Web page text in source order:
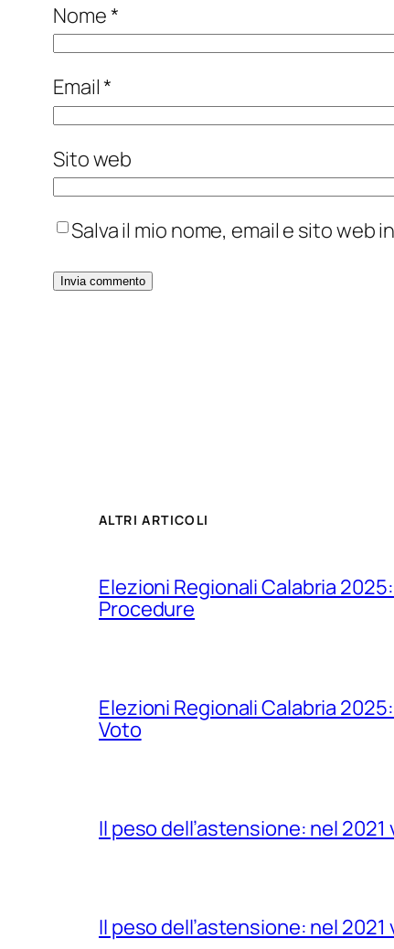
Nome*
Email*
Sito web
Salva il mio nome, email e sito
ALTRI ARTICOLI
Elezioni Regionali Calabria
Procedure
Elezioni Regionali Calabria
Voto
Il peso dell’astensione: nel
Il peso dell’astensione: nel